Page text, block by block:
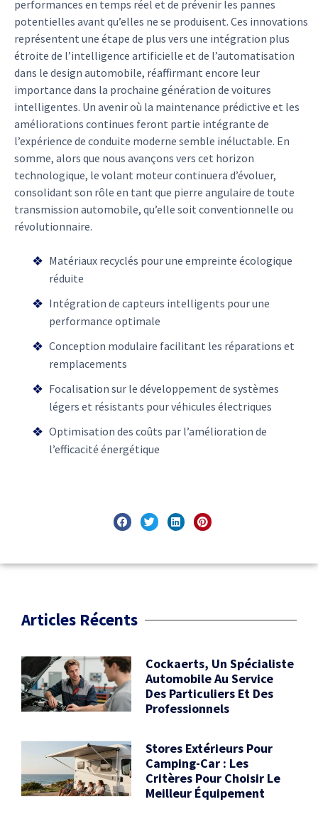
Articles Récents
Cockaerts, Un Spécialiste
Automobile Au Service
Des Particuliers Et Des
Professionnels
Stores Extérieurs Pour
Camping-Car : Les
Critères Pour Choisir Le
Meilleur Équipement
performances en temps réel et de prévenir les pannes
potentielles avant qu’elles ne se produisent. Ces innovations
représentent une étape de plus vers une intégration plus
étroite de l’intelligence artificielle et de l’automatisation
dans le design automobile, réaffirmant encore leur
importance dans la prochaine génération de voitures
intelligentes. Un avenir où la maintenance prédictive et les
améliorations continues feront partie intégrante de
l’expérience de conduite moderne semble inéluctable. En
somme, alors que nous avançons vers cet horizon
technologique, le volant moteur continuera d’évoluer,
consolidant son rôle en tant que pierre angulaire de toute
transmission automobile, qu’elle soit conventionnelle ou
révolutionnaire.
Matériaux recyclés pour une empreinte écologique
réduite
Intégration de capteurs intelligents pour une
performance optimale
Conception modulaire facilitant les réparations et
remplacements
Focalisation sur le développement de systèmes
légers et résistants pour véhicules électriques
Optimisation des coûts par l’amélioration de
l’efficacité énergétique